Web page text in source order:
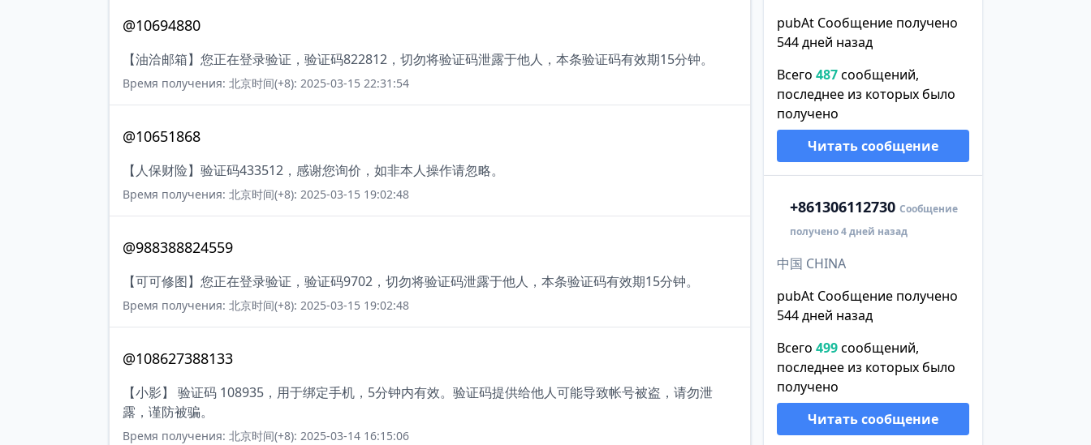
@10694880
【油洽邮箱】您正在登录验证，验证码822812，切勿将验证码泄露于他人，本条验证码有效期15分钟。
Время получения: 北京时间(+8): 2025-03-15 22:31:54
@10651868
【人保财险】验证码433512，感谢您询价，如非本人操作请忽略。
Время получения: 北京时间(+8): 2025-03-15 19:02:48
@988388824559
【可可修图】您正在登录验证，验证码9702，切勿将验证码泄露于他人，本条验证码有效期15分钟。
Время получения: 北京时间(+8): 2025-03-15 19:02:48
@108627388133
【小影】 验证码 108935，用于绑定手机，5分钟内有效。验证码提供给他人可能导致帐号被盗，请勿泄
露，谨防被骗。
Время получения: 北京时间(+8): 2025-03-14 16:15:06
pubAt Сообщение получено
544 дней назад
Всего 487сообщений,
последнее из которых было
получено
Читать сообщение
+861306112730 Сообщение
получено 4 дней назад
中国 CHINA
pubAt Сообщение получено
544 дней назад
Всего 499сообщений,
последнее из которых было
получено
Читать сообщение